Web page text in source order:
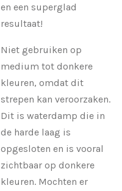
en een superglad
resultaat!
Niet gebruiken op
medium tot donkere
kleuren, omdat dit
strepen kan veroorzaken.
Dit is waterdamp die in
de harde laag is
opgesloten en is vooral
zichtbaar op donkere
kleuren. Mochten er